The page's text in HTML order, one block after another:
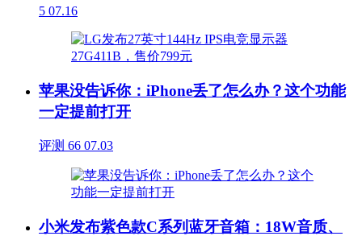
5 07.16
苹果没告诉你：iPhone丢了怎么办？这个功能
一定提前打开
评测 66 07.03
小米发布紫色款C系列蓝牙音箱：18W音质、